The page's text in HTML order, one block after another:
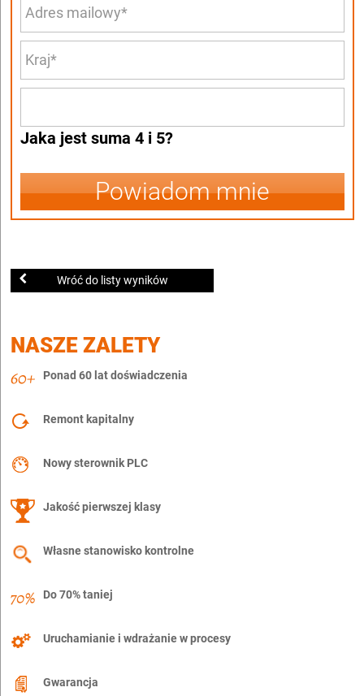
Jaka jest suma 4 i 5?
Powiadom mnie
Wróć do listy wyników
NASZE ZALETY
Ponad 60 lat doświadczenia
Remont kapitalny
Nowy sterownik PLC
Jakość pierwszej klasy
Własne stanowisko kontrolne
Do 70% taniej
Uruchamianie i wdrażanie w procesy
Gwarancja